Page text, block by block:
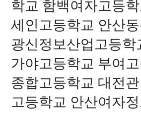
학교 함백여자고등
세인고등학교 안산
광신정보산업고등
가야고등학교 부여
종합고등학교 대전
고등학교 안산여자